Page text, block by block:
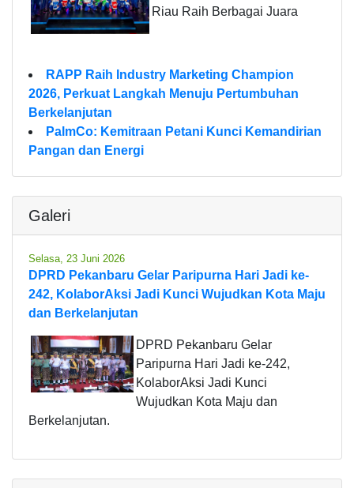
Riau Raih Berbagai Juara
RAPP Raih Industry Marketing Champion
2026, Perkuat Langkah Menuju Pertumbuhan
Berkelanjutan
PalmCo: Kemitraan Petani Kunci Kemandirian
Pangan dan Energi
Galeri
Selasa, 23 Juni 2026
DPRD Pekanbaru Gelar Paripurna Hari Jadi ke-
242, KolaborAksi Jadi Kunci Wujudkan Kota Maju
dan Berkelanjutan
DPRD Pekanbaru Gelar
Paripurna Hari Jadi ke-242,
KolaborAksi Jadi Kunci
Wujudkan Kota Maju dan
Berkelanjutan.